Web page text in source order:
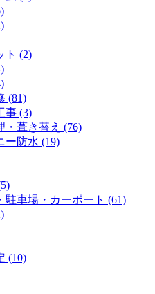
ト (2)
(81)
事 (3)
・葺き替え (76)
ー防水 (19)
駐車場・カーポート (61)
(10)